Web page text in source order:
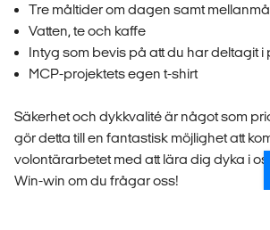
Tre måltider om dagen samt
Vatten, te och kaffe
Intyg som bevis på att du har deltagit i
MCP-projektets egen t-shirt
Säkerhet och dykkvalité är något som
gör detta till en fantastisk möjlighet att
volontärarbetet med att lära dig dyka i
Win-win om du frågar oss!